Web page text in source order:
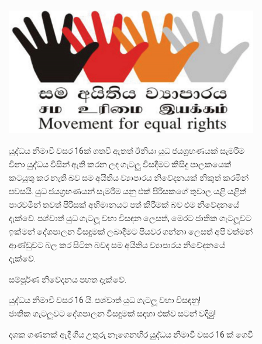
2011 වසරේදී දේශපාලන හා මානව හිමිකම් ක්‍රියාකාරීන් වන ලලිත්කුමාර් වීරරාජ් සහ කුගන් මුරුගානන්දන් යාපනයේදී අතුරුදන්…
යුද්ධය නිමාවී වසර 16ක් ගතවී ඇතත් ඊනියා යුධ ජයග‍්‍රහණයක් සැමරීම
විනා යුද්ධය විසින් ඇති කරන ලද ගැටලු විසදීමට කිසිදු පාලකයෙක්
කටයුතු කර නැති බව සම අයිතිය ව්‍යාපාරය නිවේදනයක් නිකුත් කරමින්
පවසයි. යුධ ජයග‍්‍රහණයන් සැමරීම යනු එක් පිරිසකගේ තුවාල යළි යළිත්
පාරවමින් තවත් පිරිසක් අභිමානයට පත් කිරීමක් බව එම නිවේදනයේ
දැක්වේ. පශ්චාත් යුධ ගැටලූ වහා විසඳන ලෙසත්, මෙරට ජාතික ගැටලූවට
ඉක්මන් දේශපාලන විසඳුමක් ලබාදීමට පියවර ගන්නා ලෙසත් අපි වත්මන්
ආණ්ඩුවට බල කර සිටින බවද සම අයිතිය ව්‍යාපාරය නිවේදනයේ
දැක්වේ.
සම්පූර්ණ නිවේදනය පහත දැක්වේ.
යුද්ධය නිමාවී වසර 16 යි. පශ්චාත් යුධ ගැටලූ වහා විසඳනු!
ජාතික ගැටලූවට දේශපාලන විසඳුමක් සඳහා එක්ව සටන් වදිමුු!
දශක ගණනක් ඇදී ගිය උතුරු නැගෙනහිර යුද්ධය නිමාවී වසර 16 ක් ගෙවී